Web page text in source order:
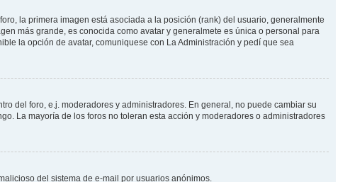
la primera imagen está asociada a la posición (rank) del usuario, generalmente
más grande, es conocida como avatar y generalmete es única o personal para
la opción de avatar, comuniquese con La Administración y pedí que sea
del foro, e.j. moderadores y administradores. En general, no puede cambiar su
La mayoría de los foros no toleran esta acción y moderadores o administradores
del sistema de e-mail por usuarios anónimos.